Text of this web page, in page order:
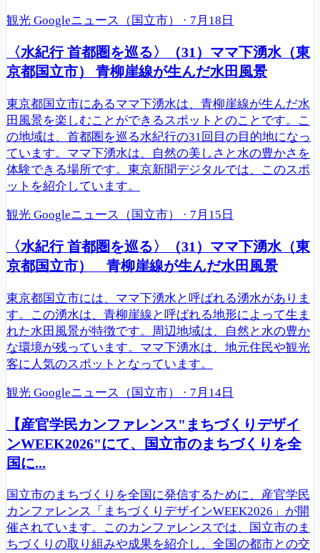
観光 Googleニュース（国立市） · 7月18日
〈水紀行 首都圏を巡る〉（31）ママ下湧水（東
京都国立市） 青柳崖線が生んだ水田風景
東京都国立市にあるママ下湧水は、青柳崖線が生んだ水
田風景を楽しむことができるスポットとのことです。こ
の地域は、首都圏を巡る水紀行の31回目の目的地になっ
ています。ママ下湧水は、自然の美しさと水の豊かさを
体験できる場所です。東京新聞デジタルでは、このスポ
ットを紹介しています。
観光 Googleニュース（国立市） · 7月15日
〈水紀行 首都圏を巡る〉（31）ママ下湧水（東
京都国立市） 青柳崖線が生んだ水田風景
東京都国立市には、ママ下湧水と呼ばれる湧水がありま
す。この湧水は、青柳崖線と呼ばれる地形によって生ま
れた水田風景が特徴です。周辺地域は、自然と水の豊か
な環境が残っています。ママ下湧水は、地元住民や観光
客に人気のスポットとなっています。
観光 Googleニュース（国立市） · 7月14日
【産官学民カンファレンス"まちづくりデザイ
ンWEEK2026"にて、国立市のまちづくりを全
国に...
国立市のまちづくりを全国に発信するために、産官学民
カンファレンス「まちづくりデザインWEEK2026」が開
催されています。このカンファレンスでは、国立市のま
ちづくりの取り組みや成果を紹介し、全国の都市との交